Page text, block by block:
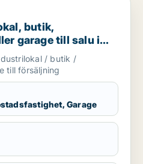
bostadsfastighet eller garage
butik,
garage till salu i
/ butik /
till försäljning
Garage